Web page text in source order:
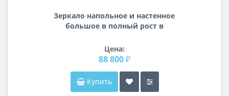
Зеркало напольное и настенное
большое в полный рост в
Цена:
88 800 ₽
Купить